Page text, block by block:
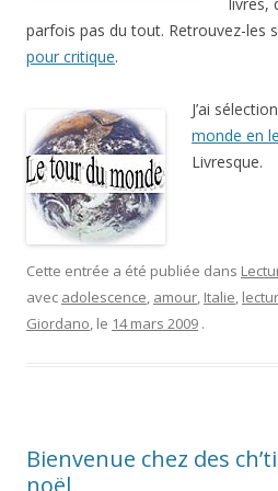
parfois pas du tout. Retrouvez-les
pour critique.
J’ai
monde en
Livresque.
Cette entrée a été publiée dans
avec adolescence, amour, Italie,
Giordano, le 14 mars 2009 .
Bienvenue chez des
noël